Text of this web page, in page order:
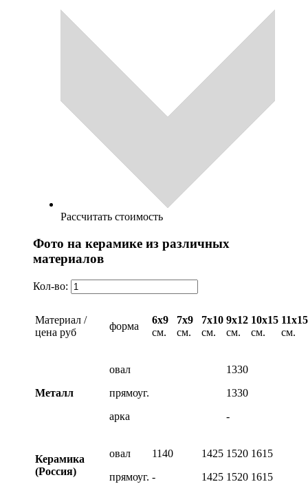
Рассчитать стоимость
Фото на керамике из различных
материалов
Кол-во:
Материал /
цена руб
форма
6х9
см.
7х9
см.
7х10
см.
9х12
см.
10х15
см.
11х15
см.
Металл
овал
прямоуг.
арка
1330
1330
-
Керамика
(Россия)
овал
прямоуг.
1140
-
1425
1425
1520
1520
1615
1615